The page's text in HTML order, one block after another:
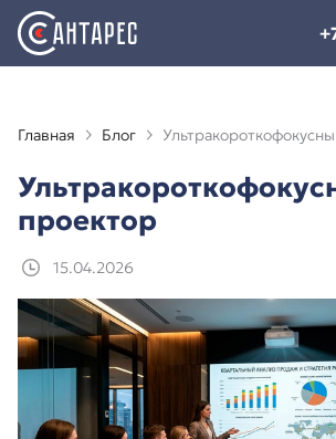
Главная Блог
проектор
15.04.2026